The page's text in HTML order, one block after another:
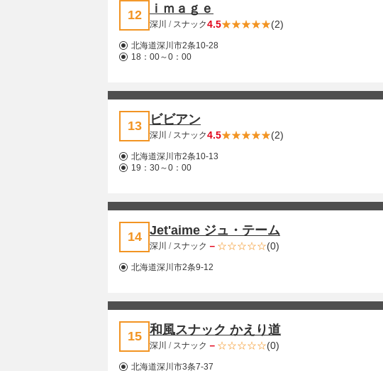
12 ｉｍａｇｅ
深川 / スナック4.5 (2)
北海道深川市2条10-28
18：00～0：00
13 ビビアン
深川 / スナック4.5 (2)
北海道深川市2条10-13
19：30～0：00
14 Jet'aime ジュ・テーム
深川 / スナック － (0)
北海道深川市2条9-12
15 和風スナック かえり道
深川 / スナック － (0)
北海道深川市3条7-37